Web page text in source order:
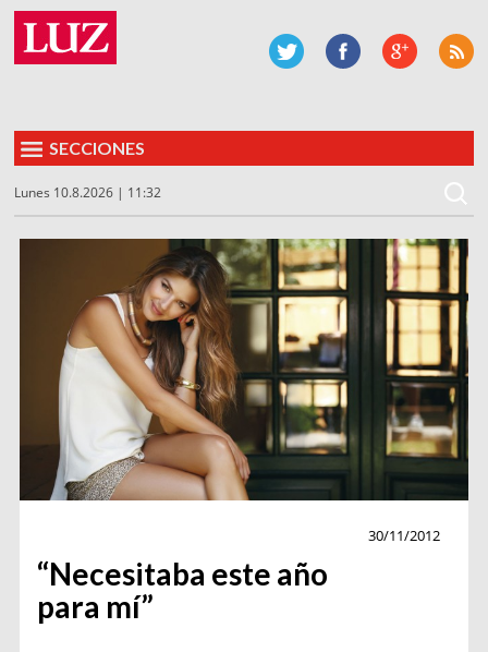
SECCIONES
Lunes 10.8.2026 | 11:32
30/11/2012
“Necesitaba este año
para mí”